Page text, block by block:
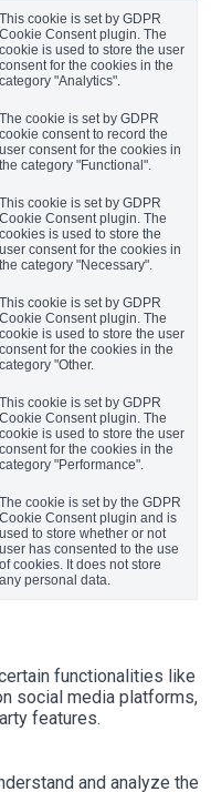
This cookie is set by GDPR
Cookie Consent plugin. The
cookie is used to store the user
consent for the cookies in the
category "Analytics".
The cookie is set by GDPR
cookie consent to record the
user consent for the cookies in
the category "Functional".
This cookie is set by GDPR
Cookie Consent plugin. The
cookies is used to store the
user consent for the cookies in
the category "Necessary".
This cookie is set by GDPR
Cookie Consent plugin. The
cookie is used to store the user
consent for the cookies in the
category "Other.
This cookie is set by GDPR
Cookie Consent plugin. The
cookie is used to store the user
consent for the cookies in the
category "Performance".
The cookie is set by the GDPR
Cookie Consent plugin and is
used to store whether or not
user has consented to the use
of cookies. It does not store
any personal data.
functionalities like
social media platforms,
features.
and analyze the